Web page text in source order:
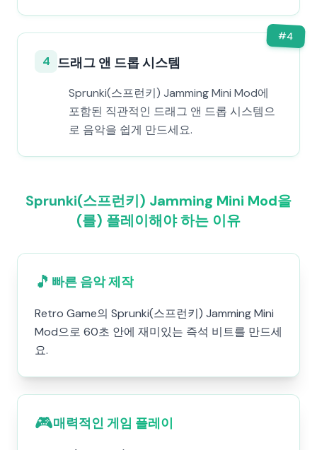
#4
4 드래그 앤 드롭 시스템
Sprunki(스프런키) Jamming Mini Mod에
포함된 직관적인 드래그 앤 드롭 시스템으
로 음악을 쉽게 만드세요.
Sprunki(스프런키) Jamming Mini Mod을
(를) 플레이해야 하는 이유
🎵 빠른 음악 제작
Retro Game의 Sprunki(스프런키) Jamming Mini
Mod으로 60초 안에 재미있는 즉석 비트를 만드세
요.
🎮매력적인 게임 플레이